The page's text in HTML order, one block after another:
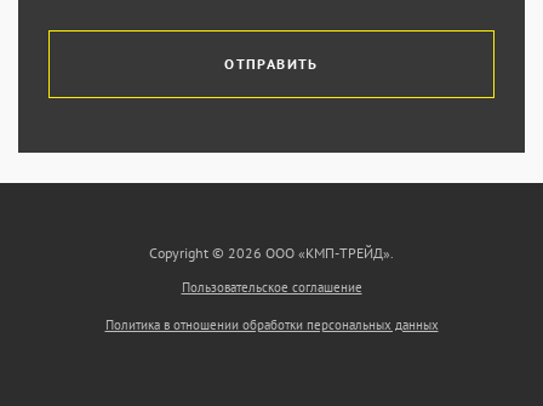
ОТПРАВИТЬ
Copyright © 2026 ООО «КМП-ТРЕЙД».
Пользовательское соглашение
Политика в отношении обработки персональных данных